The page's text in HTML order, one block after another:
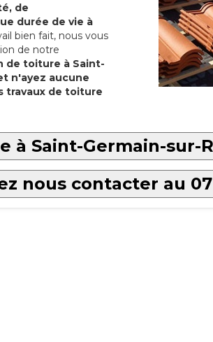
de
durée de vie à
bien fait, nous vous
de notre
de toiture à Saint-
n'ayez aucune
travaux de toiture
à Saint-Germain-sur-
nous contacter au 07